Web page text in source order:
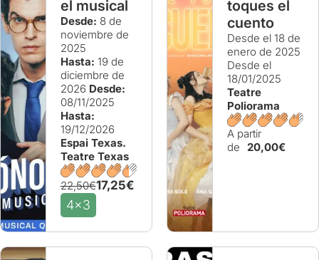
el musical
Desde: 8 de
noviembre de
2025
Hasta: 19 de
diciembre de
2026 Desde:
08/11/2025
Hasta:
19/12/2026
Espai Texas.
Teatre Texas
22,50€17,25€
4x3
toques el
cuento
Desde el 18 de
enero de 2025
Desde el
18/01/2025
Teatre
Poliorama
A partir
de
20,00€